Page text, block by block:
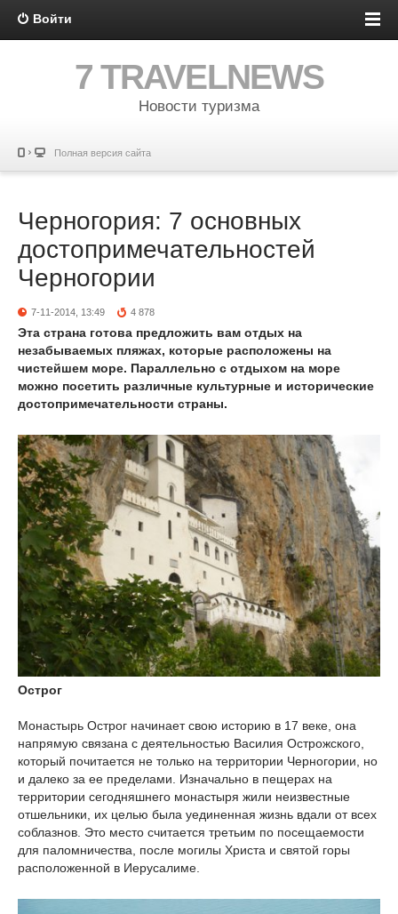
Войти
7 TRAVELNEWS
Новости туризма
Полная версия сайта
Черногория: 7 основных
достопримечательностей
Черногории
7-11-2014, 13:49 4 878
Эта страна готова предложить вам отдых на
незабываемых пляжах, которые расположены на
чистейшем море. Параллельно с отдыхом на море
можно посетить различные культурные и исторические
достопримечательности страны.
Острог
Монастырь Острог начинает свою историю в 17 веке, она
напрямую связана с деятельностью Василия Острожского,
который почитается не только на территории Черногории, но
и далеко за ее пределами. Изначально в пещерах на
территории сегодняшнего монастыря жили неизвестные
отшельники, их целью была уединенная жизнь вдали от всех
соблазнов. Это место считается третьим по посещаемости
для паломничества, после могилы Христа и святой горы
расположенной в Иерусалиме.